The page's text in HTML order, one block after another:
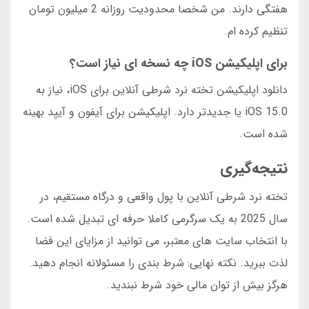
هفتگی دارند. من شخصا محدودیت روزانه 2 میلیون تومان
تنظیم کرده ام.
برای اپلیکیشن iOS چه نسخه ای نیاز است؟
دانلود اپلیکیشن تخته نرد شرطی آنلاین برای iOS، نیاز به
iOS 15.0 یا جدیدتر دارد. اپلیکیشن برای آیفون و آیپد بهینه
شده است.
نتیجه‌گیری
تخته نرد شرطی آنلاین با پول واقعی و درگاه مستقیم، در
سال 2025 به یک سرگرمی کاملا حرفه ای تبدیل شده است.
با انتخاب سایت های معتبر، می توانید از مزایای این فضا
لذت ببرید. نکته نهایی: شرط بندی را مسئولانه انجام دهید.
هرگز بیش از توان مالی خود شرط نبندید.